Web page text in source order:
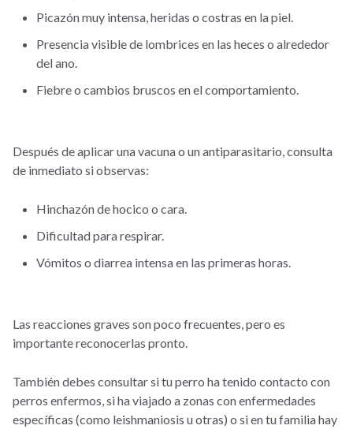
Picazón muy intensa, heridas o costras en la piel.
Presencia visible de lombrices en las heces o alrededor
del ano.
Fiebre o cambios bruscos en el comportamiento.
Después de aplicar una vacuna o un antiparasitario, consulta
de inmediato si observas:
Hinchazón de hocico o cara.
Dificultad para respirar.
Vómitos o diarrea intensa en las primeras horas.
Las reacciones graves son poco frecuentes, pero es
importante reconocerlas pronto.
También debes consultar si tu perro ha tenido contacto con
perros enfermos, si ha viajado a zonas con enfermedades
específicas (como leishmaniosis u otras) o si en tu familia hay